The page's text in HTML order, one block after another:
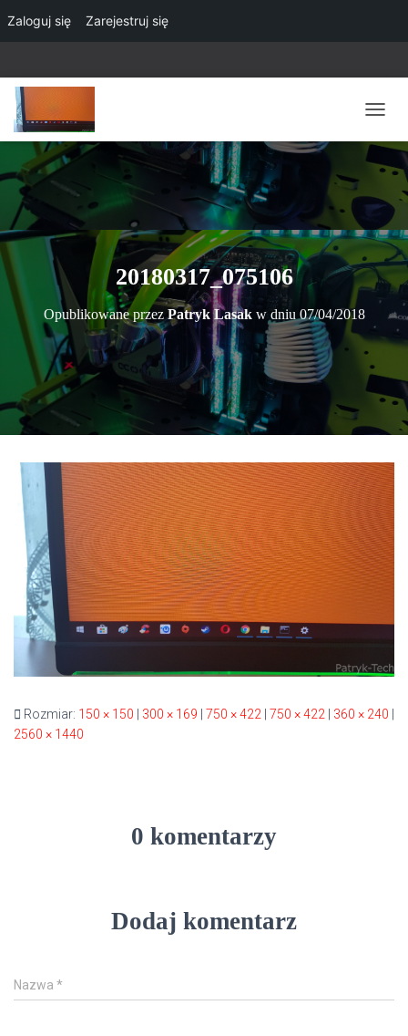
Zaloguj się Zarejestruj się
R
E
Ą
C
Z
N
A
G
C
Ę
20180317_075106
Opublikowane przezPatryk Lasakw dniu 07/04/2018
Rozmiar: 150 × 150 300 × 169 750 × 422 750 × 422 360 × 240
2560 × 1440
0 komentarzy
Dodaj komentarz
Nazwa *